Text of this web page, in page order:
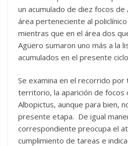
un acumulado de diez focos
área perteneciente al
mientras que en el área dos
Agüero sumaron uno más a la
acumulados en el presente
Se examina en el recorrido por
territorio, la aparición de focos
Albopictus, aunque para bien,
presente etapa. De igual
correspondiente preocupa el
cumplimiento de tareas e